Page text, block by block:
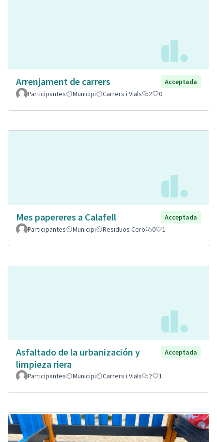
Arrenjament de carrers
Acceptada
Participantes
Municipi Carrers i Vials 2 0
Mes papereres a Calafell
Acceptada
Participantes
Municipi Residuos Cero 0 1
Asfaltado de la urbanización y
limpieza riera
Acceptada
Participantes Municipi Carrers i Vials 2 1